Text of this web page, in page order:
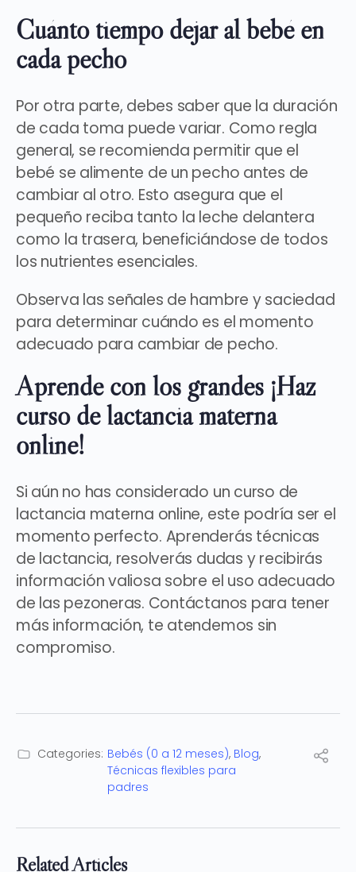
Cuánto tiempo dejar al bebé en
cada pecho
Por otra parte, debes saber que la duración
de cada toma puede variar. Como regla
general, se recomienda permitir que el
bebé se alimente de un pecho antes de
cambiar al otro. Esto asegura que el
pequeño reciba tanto la leche delantera
como la trasera, beneficiándose de todos
los nutrientes esenciales.
Observa las señales de hambre y saciedad
para determinar cuándo es el momento
adecuado para cambiar de pecho.
Aprende con los grandes ¡Haz
curso de lactancia materna
online!
Si aún no has considerado un curso de
lactancia materna online, este podría ser el
momento perfecto. Aprenderás técnicas
de lactancia, resolverás dudas y recibirás
información valiosa sobre el uso adecuado
de las pezoneras. Contáctanos para tener
más información, te atendemos sin
compromiso.
Categories: Bebés (0 a 12 meses), Blog,
Técnicas flexibles para
padres
Related Articles